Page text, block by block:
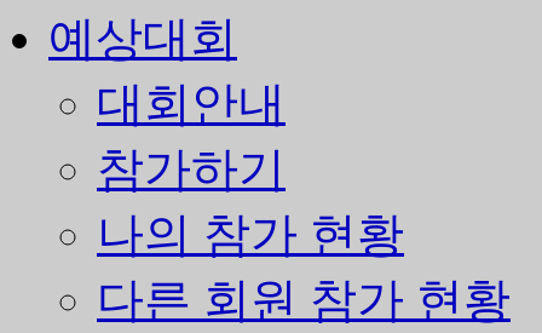
예상대회
대회안내
참가하기
나의 참가 현황
다른 회원 참가 현황